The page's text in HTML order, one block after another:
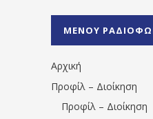
ΜΕΝΟΥ
Αρχική
Προφίλ – Διοίκηση
Προφίλ – Διοίκηση